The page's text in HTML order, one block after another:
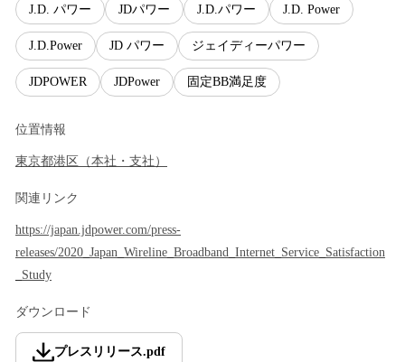
J.D. パワー JDパワー J.D.パワー J.D. Power
J.D.Power JD パワー ジェイディーパワー
JDPOWER JDPower 固定BB満足度
位置情報
東京都港区 （本社・支社 ）
関連リンク
https://japan.jdpower.com/press-
releases/2020_Japan_Wireline_Broadband_Internet_Service_Satisfaction
_Study
ダウンロード
プレスリリース.pdf